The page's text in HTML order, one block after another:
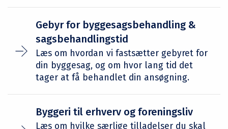
Gebyr for byggesagsbehandling &
sagsbehandlingstid
Læs om hvordan vi fastsætter gebyret for
din byggesag, og om hvor lang tid det
tager at få behandlet din ansøgning.
Byggeri til erhverv og foreningsliv
Læs om hvilke særlige tilladelser du skal